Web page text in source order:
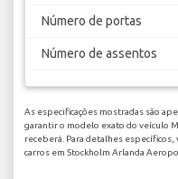
Número de portas
Número de assentos
As especificações mostradas são
garantir o modelo exato do veículo
receberá. Para detalhes
carros em Stockholm Arlanda